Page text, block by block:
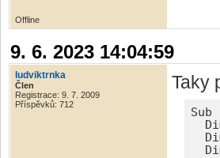
Offline
9. 6. 2023 14:04:59
ludviktrnka
Člen
Registrace: 9. 7. 2009
Příspěvků: 712
Taky
Sub